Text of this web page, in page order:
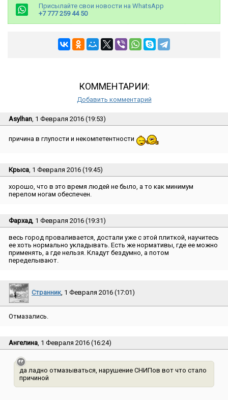
Присылайте свои новости на WhatsApp
+7 777 259 44 50
КОММЕНТАРИИ:
Добавить комментарий
Asylhan , 1 Февраля 2016 (19:53)
причина в глупости и некомпетентности
Крыса , 1 Февраля 2016 (19:45)
хорошо, что в это время людей не было, а то как минимум
перелом ногам обеспечен.
Фархад, 1 Февраля 2016 (19:31)
весь город проваливается, достали уже с этой плиткой, научитесь
ее хоть нормально укладывать. Есть же нормативы, где ее можно
применять, а где нельзя. Кладут бездумно, а потом
переделывают.
Странник, 1 Февраля 2016 (17:01)
Отмазались.
Ангелина , 1 Февраля 2016 (16:24)
да ладно отмазываться, нарушение СНИПов вот что стало
причиной